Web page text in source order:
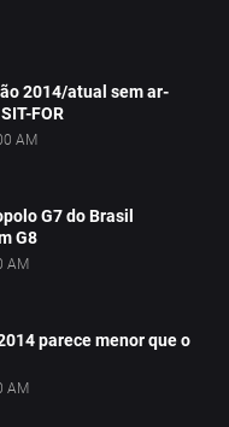
2014/atual sem ar-
FOR
AM
G7 do Brasil
G8
AM
parece menor que o
AM